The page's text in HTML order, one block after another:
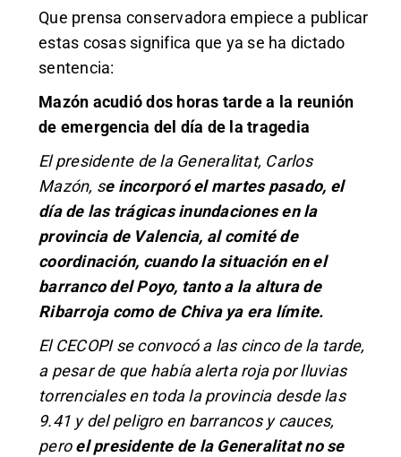
Que prensa conservadora empiece a publicar
estas cosas significa que ya se ha dictado
sentencia:
Mazón acudió dos horas tarde a la reunión
de emergencia del día de la tragedia
El presidente de la Generalitat, Carlos
Mazón, se incorporó el martes pasado, el
día de las trágicas inundaciones en la
provincia de Valencia, al comité de
coordinación, cuando la situación en el
barranco del Poyo, tanto a la altura de
Ribarroja como de Chiva ya era límite.
El CECOPI se convocó a las cinco de la tarde,
a pesar de que había alerta roja por lluvias
torrenciales en toda la provincia desde las
9.41 y del peligro en barrancos y cauces,
peroel presidente de la Generalitat no se